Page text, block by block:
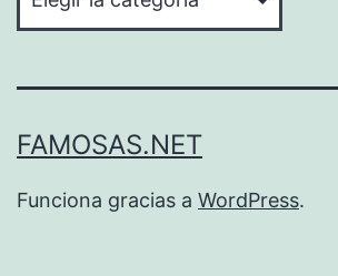
FAMOSAS.NET
Funciona gracias a WordPress.